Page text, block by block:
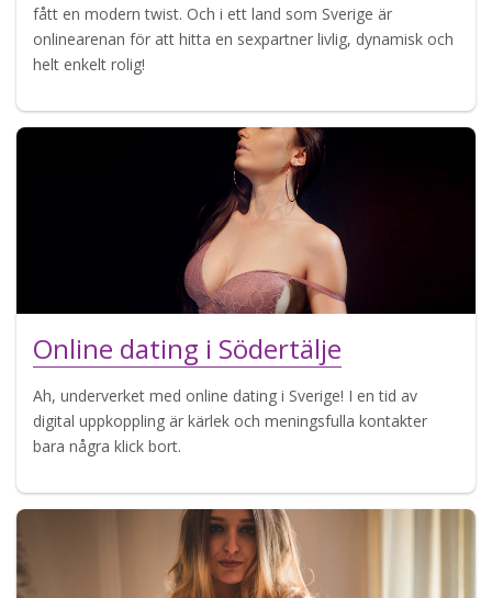
fått en modern twist. Och i ett land som Sverige är
onlinearenan för att hitta en sexpartner livlig, dynamisk och
helt enkelt rolig!
Online dating i Södertälje
Ah, underverket med online dating i Sverige! I en tid av
digital uppkoppling är kärlek och meningsfulla kontakter
bara några klick bort.